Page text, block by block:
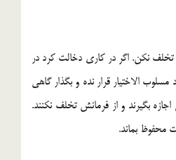
تخلف نکن. اگر در کاري دخالت کرد در
الاختيار قرار نده و بگذار گاهي
بگيرند و از فرمانش تخلف نکنند.
محفوظ بماند.